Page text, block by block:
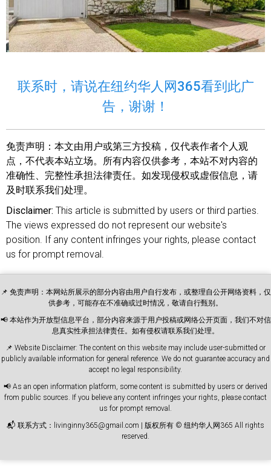
联系时，请说在纽约华人网365看到此广
告，谢谢！
免责声明： 本文由用户或第三方投稿，仅代表作者个人观
点，不代表本站立场。所有内容仅供参考，本站不对内容的
准确性、完整性承担法律责任。如发现侵权或虚假信息，请
及时联系我们处理。
Disclaimer: This article is submitted by users or third parties.
The views expressed do not represent our website's
position. If any content infringes your rights, please contact
us for prompt removal.
📌 免责声明：本网站所展示的部分内容由用户自行发布，或整理自公开网络资料，仅
供参考，可能存在不准确或过时情况，敬请自行甄别。
📢 本站作为开放型信息平台，部分内容来源于用户投稿或网络公开页面，我们不对信
息真实性承担法律责任。如有侵权请联系我们处理。
📌 Website Disclaimer: The content on this website may include user-submitted or
publicly available information for general reference. We do not guarantee accuracy and
accept no legal responsibility.
📢 As an open information platform, some content is submitted by users or derived
from public sources. If you believe any content infringes your rights, please contact
us for prompt removal.
📬 联系方式：livinginny365@gmail.com | 版权所有 © 纽约华人网365 All rights
reserved.